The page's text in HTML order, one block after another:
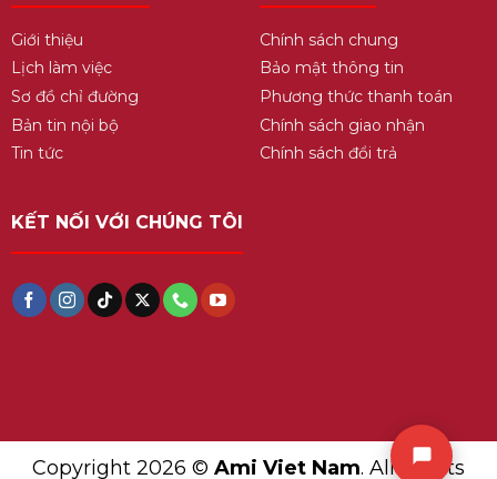
Giới thiệu
Lịch làm việc
Sơ đồ chỉ đường
Bản tin nội bộ
Tin tức
Chính sách chung
Bảo mật thông tin
Phương thức thanh toán
Chính sách giao nhận
Chính sách đổi trả
KẾT NỐI VỚI CHÚNG TÔI
Copyright 2026 © Ami Viet Nam. All Rights